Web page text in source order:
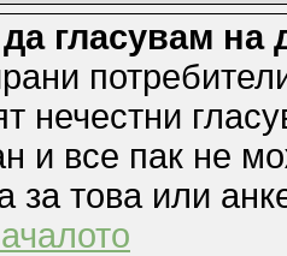
гласувам на
нечестни
и все пак не
за това или